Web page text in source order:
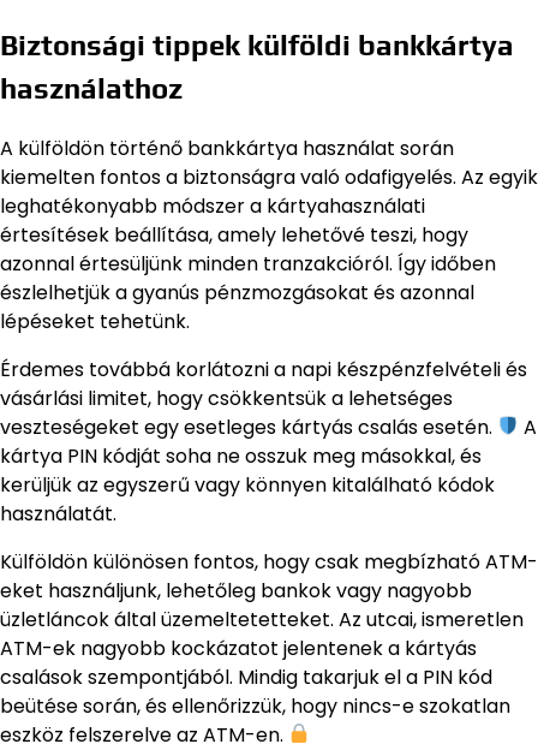
Biztonsági tippek külföldi bankkártya
használathoz
A külföldön történő bankkártya használat során
kiemelten fontos a biztonságra való odafigyelés. Az egyik
leghatékonyabb módszer a kártyahasználati
értesítések beállítása, amely lehetővé teszi, hogy
azonnal értesüljünk minden tranzakcióról. Így időben
észlelhetjük a gyanús pénzmozgásokat és azonnal
lépéseket tehetünk.
Érdemes továbbá korlátozni a napi készpénzfelvételi és
vásárlási limitet, hogy csökkentsük a lehetséges
veszteségeket egy esetleges kártyás csalás esetén.
A
kártya PIN kódját soha ne osszuk meg másokkal, és
kerüljük az egyszerű vagy könnyen kitalálható kódok
használatát.
Külföldön különösen fontos, hogy csak megbízható ATM-
eket használjunk, lehetőleg bankok vagy nagyobb
üzletláncok által üzemeltetetteket. Az utcai, ismeretlen
ATM-ek nagyobb kockázatot jelentenek a kártyás
csalások szempontjából. Mindig takarjuk el a PIN kód
beütése során, és ellenőrizzük, hogy nincs-e szokatlan
eszköz felszerelve az ATM-en.